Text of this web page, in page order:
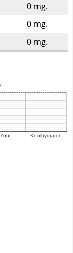
0 mg.
0 mg.
0 mg.